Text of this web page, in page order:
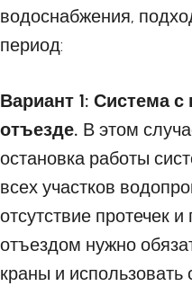
водоснабжения,
период:
Вариант 1: Система
отъезде. В этом
остановка работы
всех участков
отсутствие протечек
отъездом нужно
краны и